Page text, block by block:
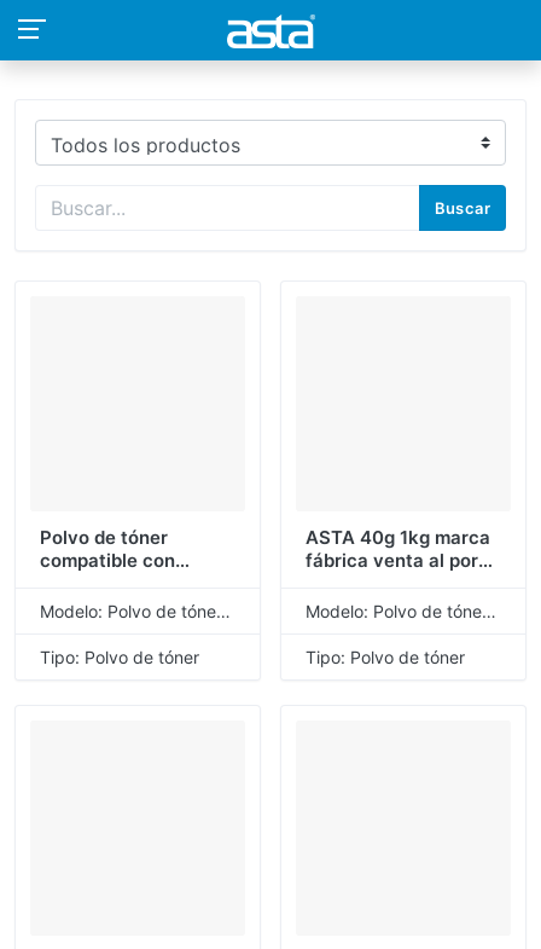
Buscar
Polvo de tóner
compatible con
recambio a granel
de fábrica de marca
ASTA para OKI
Modelo: Polvo de tóner de recarga universal
Tipo: Polvo de tóner
ASTA 40g 1kg marca
fábrica venta al por
granel Premium Color
de tóner Compatible
para DELL
Modelo: Polvo de tóner de recarga universal
Tipo: Polvo de tóner